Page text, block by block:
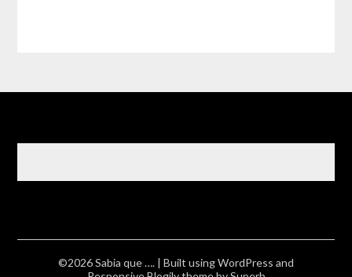
©2026 Sabia que …. | Built using WordPress and